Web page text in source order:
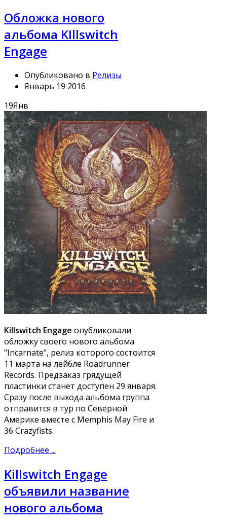
Обложка нового
альбома KIllswitch
Engage
Опубликовано в Релизы
Январь 19 2016
19Янв
Killswitch Engage опубликовали
обложку своего нового альбома
"Incarnate", релиз которого состоится
11 марта на лейбле Roadrunner
Records. Предзаказ грядущей
пластинки станет доступен 29 января.
Сразу после выхода альбома группа
отправится в тур по Северной
Америке вместе с Memphis May Fire и
36 Crazyfists.
Подробнее ...
Killswitch Engage
объявили название
нового альбома